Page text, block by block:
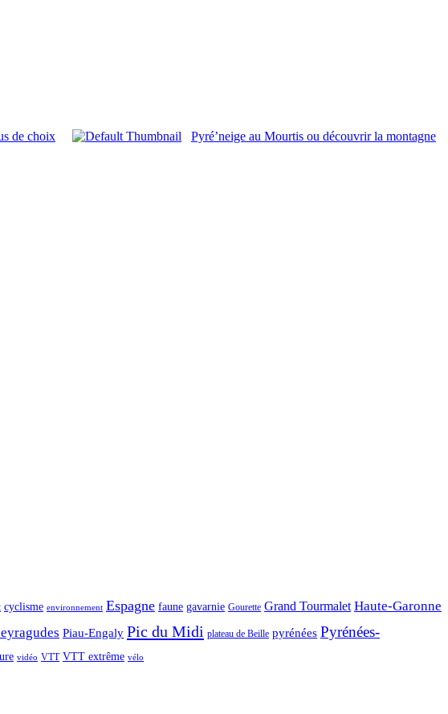
de choix
Pyré’neige au Mourtis ou découvrir la montagne
cyclisme environnement Espagne faune gavarnie Gourette Grand Tourmalet Haute-Garonne
Piau-Engaly Pic du Midi plateau de Beille pyrénées Pyrénées-
vidéo VTT VTT extrême vélo